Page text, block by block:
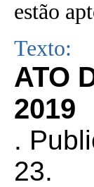
estão
Texto:
ATO
2019
.
23.